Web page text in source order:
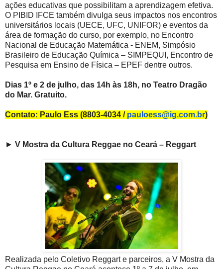
ações educativas que possibilitam a aprendizagem efetiva.
O PIBID IFCE também divulga seus impactos nos encontros
universitários locais (UECE, UFC, UNIFOR) e eventos da
área de formação do curso, por exemplo, no Encontro
Nacional de Educação Matemática - ENEM, Simpósio
Brasileiro de Educação Química – SIMPEQUI, Encontro de
Pesquisa em Ensino de Física – EPEF dentre outros.
Dias 1º e 2 de julho, das 14h às 18h, no Teatro Dragão
do Mar. Gratuito.
Contato: Paulo Ess (8803-4034 / pauloess@ig.com.br)
► V Mostra da Cultura Reggae no Ceará – Reggart
Realizada pelo Coletivo Reggart e parceiros, a V Mostra da